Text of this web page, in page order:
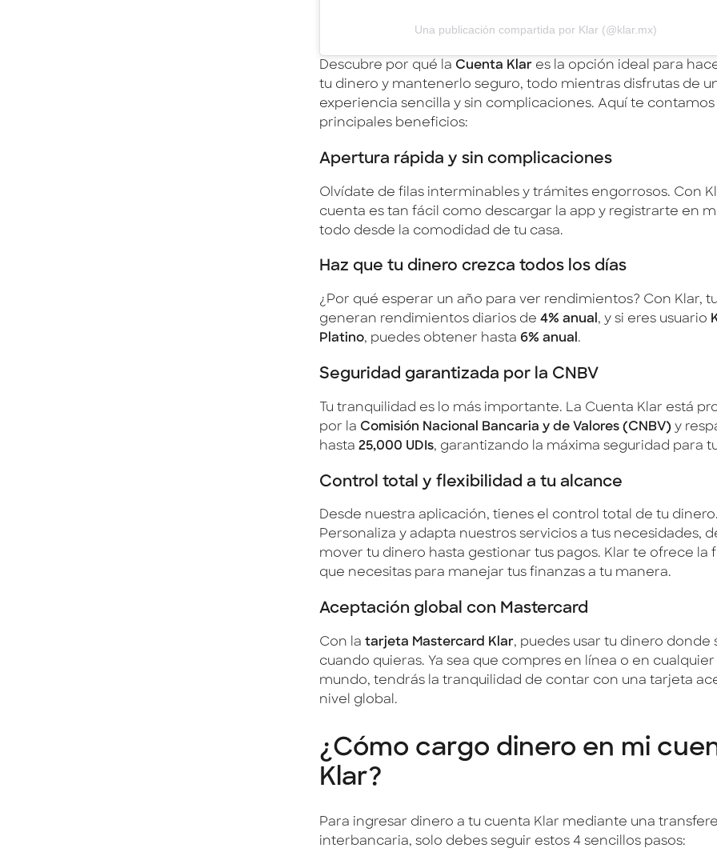
Una publicación compartida por Klar (@klar.mx)
Descubre por qué la Cuenta Klares la opción ideal para
tu dinero y mantenerlo seguro, todo mientras disfrutas de
experiencia sencilla y sin complicaciones. Aquí te contamos
principales beneficios:
Apertura rápida y sin complicaciones
Olvídate de filas interminables y trámites engorrosos. Con
cuenta es tan fácil como descargar la app y registrarte en
todo desde la comodidad de tu casa.
Haz que tu dinero crezca todos los días
¿Por qué esperar un año para ver rendimientos? Con Klar,
generan rendimientos diarios de 4% anual, y si eres usuario
Platino, puedes obtener hasta 6% anual.
Seguridad garantizada por la CNBV
Tu tranquilidad es lo más importante. La Cuenta Klar está
por la Comisión Nacional Bancaria y de Valores (CNBV) y
hasta 25,000 UDIs, garantizando la máxima seguridad para
Control total y flexibilidad a tu alcance
Desde nuestra aplicación, tienes el control total de tu
Personaliza y adapta nuestros servicios a tus necesidades,
mover tu dinero hasta gestionar tus pagos. Klar te ofrece la
que necesitas para manejar tus finanzas a tu manera.
Aceptación global con Mastercard
Con la tarjeta Mastercard Klar, puedes usar tu dinero donde
cuando quieras. Ya sea que compres en línea o en
mundo, tendrás la tranquilidad de contar con una tarjeta
nivel global.
¿Cómo cargo dinero en mi
Klar?
Para ingresar dinero a tu cuenta Klar mediante una
interbancaria, solo debes seguir estos 4 sencillos pasos: